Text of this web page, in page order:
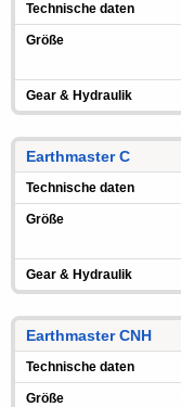
Technische daten
Größe
Gear & Hydraulik
Earthmaster C
Technische daten
Größe
Gear & Hydraulik
Earthmaster CNH
Technische daten
Größe